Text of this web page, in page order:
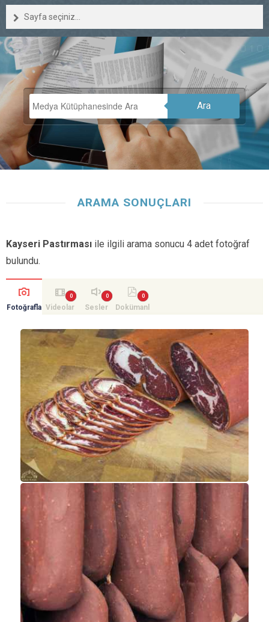
Sayfa seçiniz...
Ara
ARAMA SONUÇLARI
Kayseri Pastırması ile ilgili arama sonucu 4 adet fotoğraf
bulundu.
Fotoğrafla Videolar Sesler
Dokümanl